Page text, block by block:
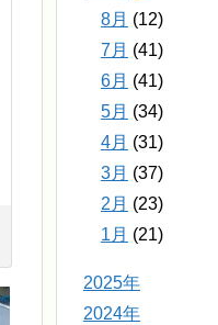
8月 (12)
7月 (41)
6月 (41)
5月 (34)
4月 (31)
3月 (37)
2月 (23)
1月 (21)
2025年
2024年